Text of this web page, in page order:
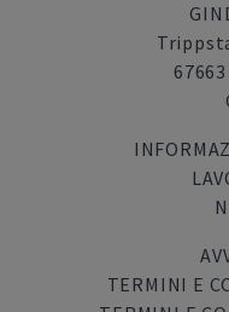
TERMINI E